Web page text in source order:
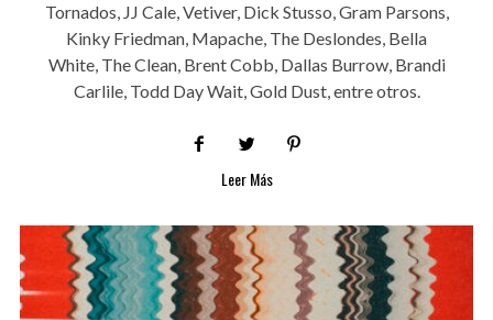
Tornados, JJ Cale, Vetiver, Dick Stusso, Gram Parsons,
Kinky Friedman, Mapache, The Deslondes, Bella
White, The Clean, Brent Cobb, Dallas Burrow, Brandi
Carlile, Todd Day Wait, Gold Dust, entre otros.
Leer Más